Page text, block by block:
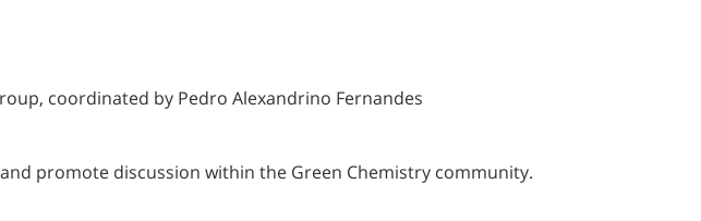
coordinated by Pedro Alexandrino Fernandes
promote discussion within the Green Chemistry community.